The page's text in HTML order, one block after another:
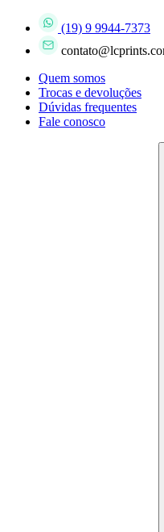
(19) 9 9944-7373
Quem somos
Trocas e devoluções
Dúvidas frequentes
Fale conosco